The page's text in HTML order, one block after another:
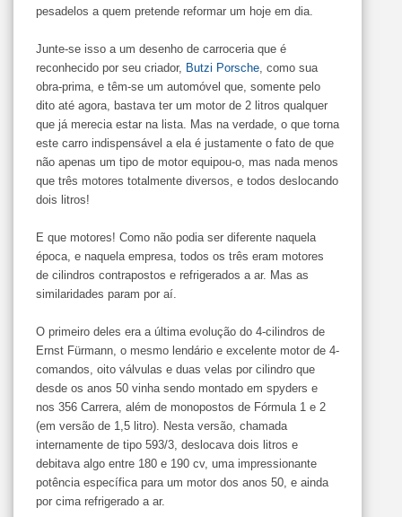
pesadelos a quem pretende reformar um hoje em dia.
Junte-se isso a um desenho de carroceria que é
reconhecido por seu criador, Butzi Porsche, como sua
obra-prima, e têm-se um automóvel que, somente pelo
dito até agora, bastava ter um motor de 2 litros qualquer
que já merecia estar na lista. Mas na verdade, o que torna
este carro indispensável a ela é justamente o fato de que
não apenas um tipo de motor equipou-o, mas nada menos
que três motores totalmente diversos, e todos deslocando
dois litros!
E que motores! Como não podia ser diferente naquela
época, e naquela empresa, todos os três eram motores
de cilindros contrapostos e refrigerados a ar. Mas as
similaridades param por aí.
O primeiro deles era a última evolução do 4-cilindros de
Ernst Fürmann, o mesmo lendário e excelente motor de 4-
comandos, oito válvulas e duas velas por cilindro que
desde os anos 50 vinha sendo montado em spyders e
nos 356 Carrera, além de monopostos de Fórmula 1 e 2
(em versão de 1,5 litro). Nesta versão, chamada
internamente de tipo 593/3, deslocava dois litros e
debitava algo entre 180 e 190 cv, uma impressionante
potência específica para um motor dos anos 50, e ainda
por cima refrigerado a ar.